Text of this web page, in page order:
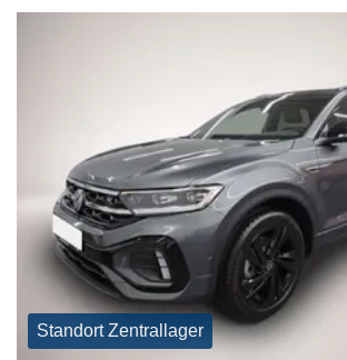
Standort Zentrallager